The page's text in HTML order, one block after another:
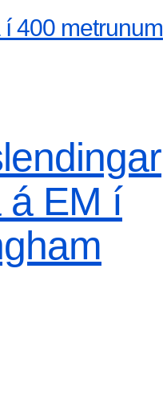
í 400 metrunum
á EM í